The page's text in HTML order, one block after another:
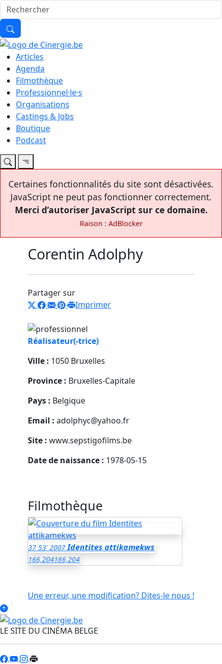
Articles
Agenda
Filmothèque
Professionnel·le·s
Organisations
Castings & Jobs
Boutique
Podcast
Certaines fonctionnalités du site sont désactivées.
JavaScript ne peut pas fonctionner correctement.
Merci d’autoriser JavaScript sur ce domaine.
Raison : AdBlocker
Corentin Adolphy
Partager sur
Imprimer
Réalisateur(-trice)
Ville : 1050 Bruxelles
Province : Bruxelles-Capitale
Pays : Belgique
Email : adolphyc@yahoo.fr
Site : www.sepstigofilms.be
Date de naissance : 1978-05-15
Filmothèque
37 53' 2007 Identites attikamekws
166,204166,204
Une erreur, une modification? Dites-le nous !
LE SITE DU CINÉMA BELGE